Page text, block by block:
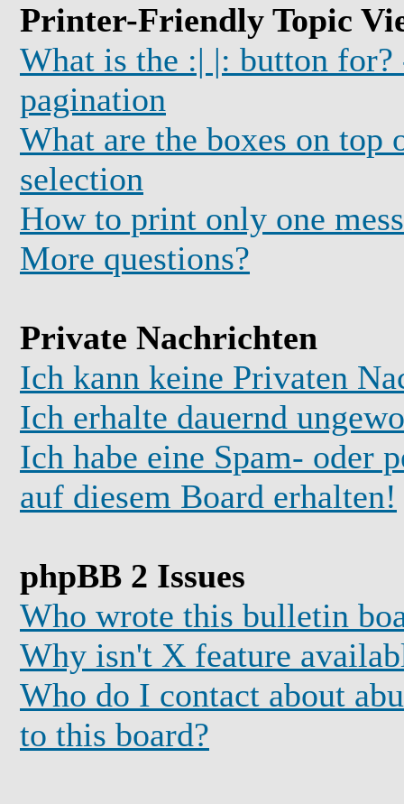
Printer-Friendly Topic
What is the :| |: button
pagination
What are the boxes on top
selection
How to print only one
More questions?
Private Nachrichten
Ich kann keine Privaten
Ich erhalte dauernd
Ich habe eine Spam- oder
auf diesem Board erhalten!
phpBB 2 Issues
Who wrote this bulletin
Why isn't X feature
Who do I contact about
to this board?